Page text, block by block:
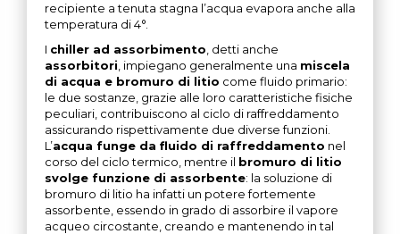
recipiente a tenuta stagna l’acqua evapora anche alla
temperatura di 4°.
I chiller ad assorbimento , detti anche
assorbitori , impiegano generalmente una miscela
di acqua e bromuro di litio come fluido primario:
le due sostanze, grazie alle loro caratteristiche fisiche
peculiari, contribuiscono al ciclo di raffreddamento
assicurando rispettivamente due diverse funzioni.
L’acqua funge da fluido di raffreddamento nel
corso del ciclo termico, mentre il bromuro di litio
svolge funzione di assorbente: la soluzione di
bromuro di litio ha infatti un potere fortemente
assorbente, essendo in grado di assorbire il vapore
acqueo circostante, creando e mantenendo in tal